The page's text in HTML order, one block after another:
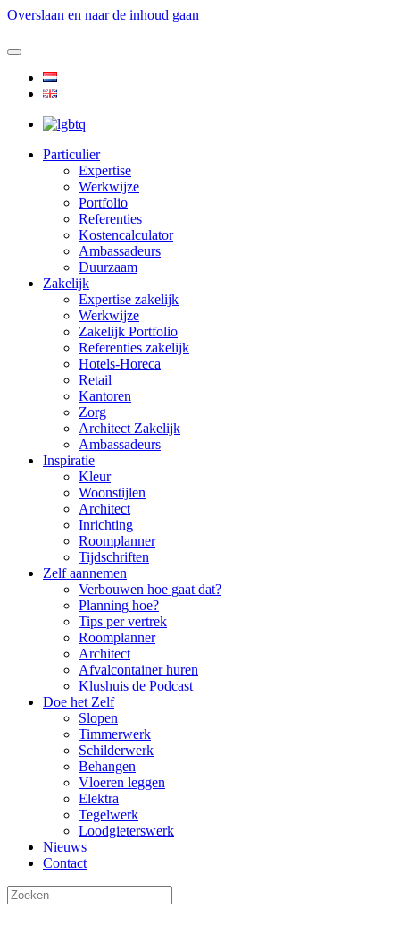
Overslaan en naar de inhoud gaan
Particulier
Expertise
Werkwijze
Portfolio
Referenties
Kostencalculator
Ambassadeurs
Duurzaam
Zakelijk
Expertise zakelijk
Werkwijze
Zakelijk Portfolio
Referenties zakelijk
Hotels-Horeca
Retail
Kantoren
Zorg
Architect Zakelijk
Ambassadeurs
Inspiratie
Kleur
Woonstijlen
Architect
Inrichting
Roomplanner
Tijdschriften
Zelf aannemen
Verbouwen hoe gaat dat?
Planning hoe?
Tips per vertrek
Roomplanner
Architect
Afvalcontainer huren
Klushuis de Podcast
Doe het Zelf
Slopen
Timmerwerk
Schilderwerk
Behangen
Vloeren leggen
Elektra
Tegelwerk
Loodgieterswerk
Nieuws
Contact